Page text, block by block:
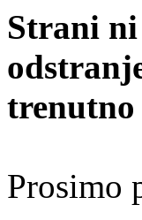
Strani
trenutno
Prosimo